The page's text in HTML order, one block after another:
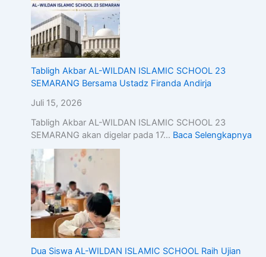
Tabligh Akbar AL-WILDAN ISLAMIC SCHOOL 23
SEMARANG Bersama Ustadz Firanda Andirja
Juli 15, 2026
Tabligh Akbar AL-WILDAN ISLAMIC SCHOOL 23
SEMARANG akan digelar pada 17… Baca Selengkapnya
Dua Siswa AL-WILDAN ISLAMIC SCHOOL Raih Ujian